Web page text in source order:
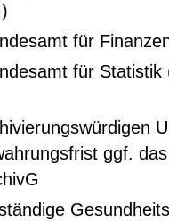
für
für
ggf.